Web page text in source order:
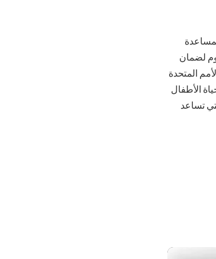
لضمان
المتحدة
الأطفال
تساعد